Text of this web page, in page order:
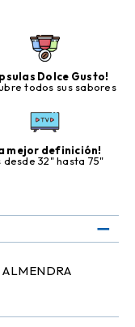
Dolce Gusto!
todos sus sabores
mejor definición!
desde 32" hasta 75"